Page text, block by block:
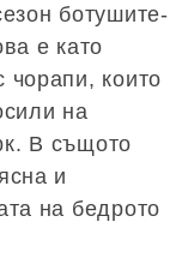
ботушите-
е като
чорапи, които
на
В същото
и
на бедрото